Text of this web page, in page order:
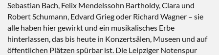
Sebastian Bach, Felix Mendelssohn Bartholdy, Clara und
Robert Schumann, Edvard Grieg oder Richard Wagner – sie
alle haben hier gewirkt und ein musikalisches Erbe
hinterlassen, das bis heute in Konzertsälen, Museen und auf
öffentlichen Plätzen spürbar ist. Die Leipziger Notenspur